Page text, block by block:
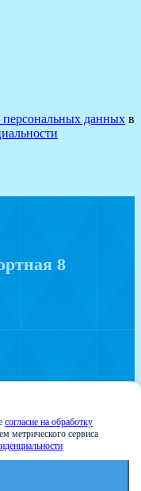
персональных данных в
8
согласие на обработку
метрического сервиса